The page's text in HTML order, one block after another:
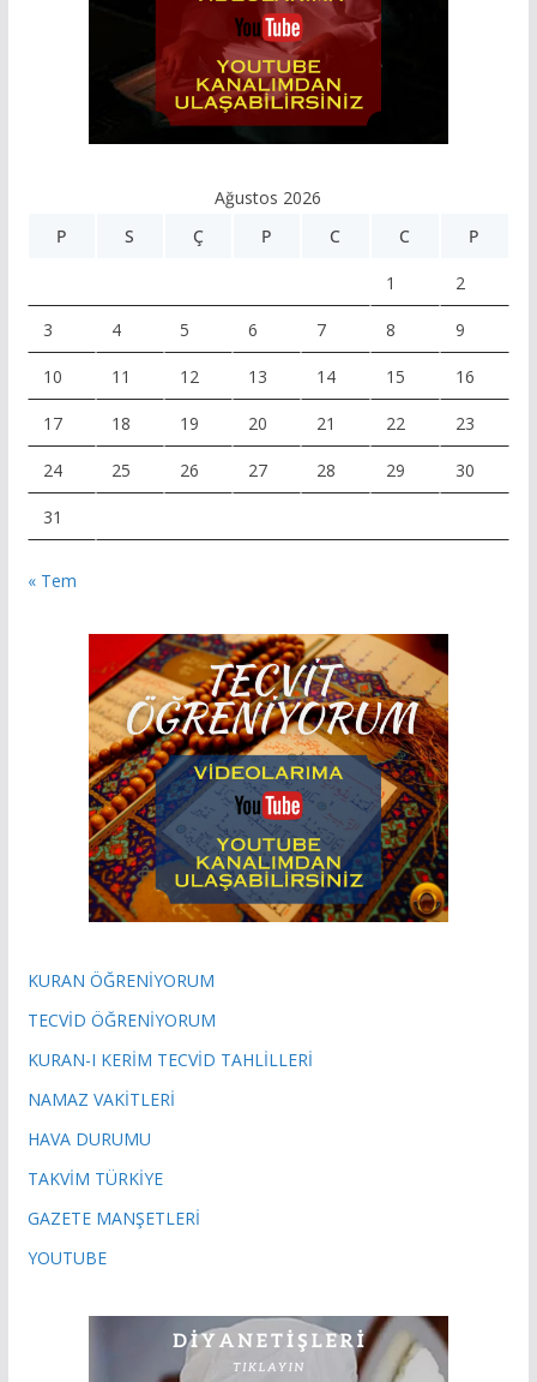
Ağustos 2026
P
S Ç P C C P
1 2
3 4 5 6 7 8 9
10 11 12 13 14 15 16
17 18 19 20 21 22 23
24 25 26 27 28 29 30
31
« Tem
KURAN ÖĞRENİYORUM
TECVİD ÖĞRENİYORUM
KURAN-I KERİM TECVİD TAHLİLLERİ
NAMAZ VAKİTLERİ
HAVA DURUMU
TAKVİM TÜRKİYE
GAZETE MANŞETLERİ
YOUTUBE